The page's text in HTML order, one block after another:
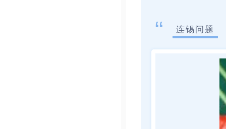
“ 连锡问题